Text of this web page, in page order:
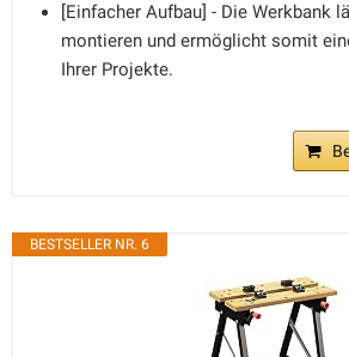
[Einfacher Aufbau] - Die Werkbank
montieren und ermöglicht somit
Ihrer Projekte.
BESTSELLER NR. 6